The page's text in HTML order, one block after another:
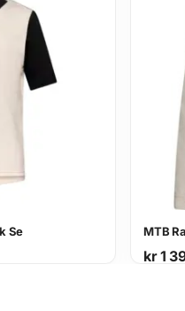
Se MTB
kr1